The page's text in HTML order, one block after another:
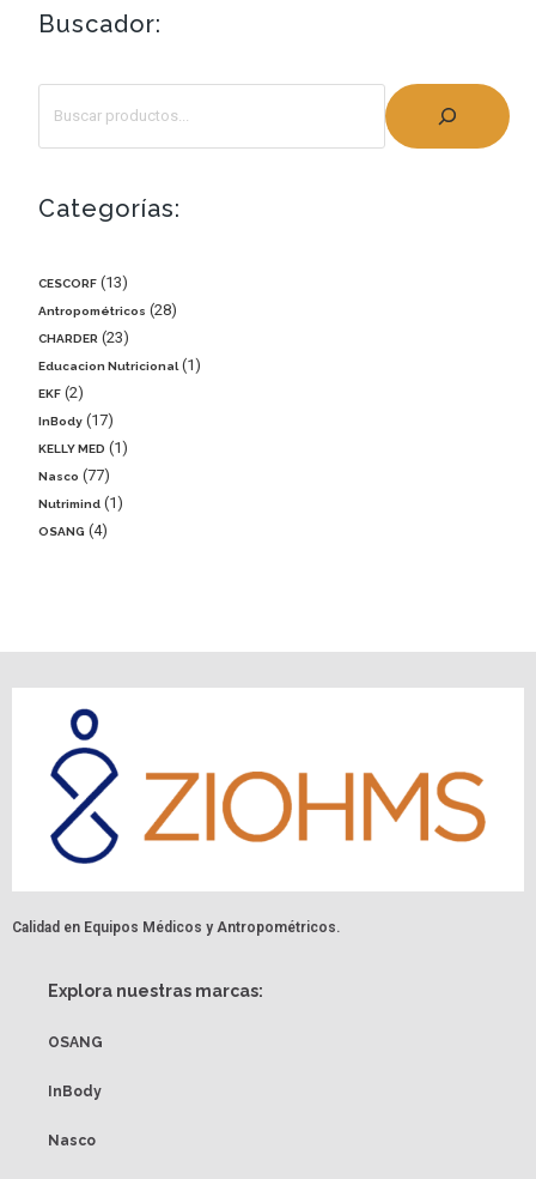
Buscador:
Categorías:
CESCORF 13
Antropométricos 28
CHARDER 23
Educacion Nutricional 1
EKF 2
InBody 17
KELLY MED 1
Nasco 77
Nutrimind 1
OSANG 4
Calidad en Equipos Médicos y Antropométricos.
Explora nuestras marcas:
OSANG
InBody
Nasco